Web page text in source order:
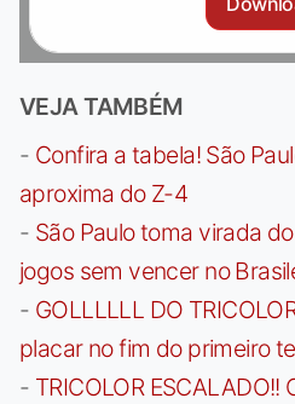
VEJA TAMBÉM
- Confira a tabela! São
aproxima do Z-4
- São Paulo toma virada
jogos sem vencer no
- GOLLLLLL DO
placar no fim do primeiro
- TRICOLOR